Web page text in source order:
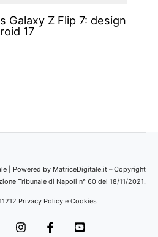
Galaxy Z Flip 7: design
17
| Powered by MatriceDigitale.it – Copyright
Tribunale di Napoli n° 60 del 18/11/2021.
Privacy Policy e Cookies